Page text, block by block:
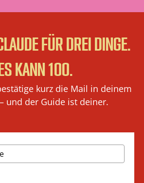
FÜR DREI DINGE.
KANN 100.
kurz die Mail in deinem
und der Guide ist deiner.